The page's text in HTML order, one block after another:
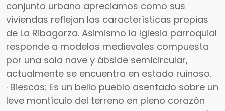
conjunto urbano apreciamos como sus
viviendas reflejan las características propias
de La Ribagorza. Asimismo la Iglesia parroquial
responde a modelos medievales compuesta
por una sola nave y ábside semicircular,
actualmente se encuentra en estado ruinoso.
· Biescas: Es un bello pueblo asentado sobre un
leve montículo del terreno en pleno corazón